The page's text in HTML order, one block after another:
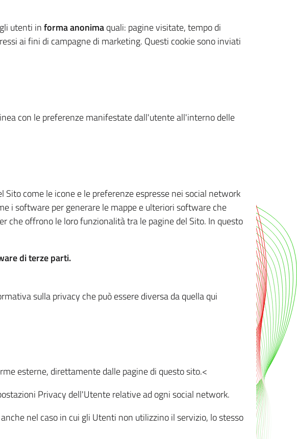
utenti informa anonimaquali: pagine visitate, tempo di
ai fini di campagne di marketing. Questi cookie sono inviati
con le preferenze manifestate dall'utente all'interno delle
come le icone e le preferenze espresse nei social network
i software per generare le mappe e ulteriori software che
che offrono le loro funzionalità tra le pagine del Sito. In questo
di terze parti.
sulla privacy che può essere diversa da quella qui
esterne, direttamente dalle pagine di questo sito.<
Privacy dell'Utente relative ad ogni social network.
nel caso in cui gli Utenti non utilizzino il servizio, lo stesso